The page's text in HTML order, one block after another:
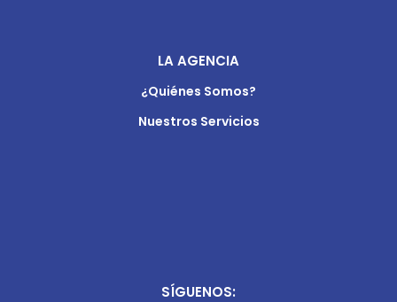
LA AGENCIA
¿Quiénes Somos?
Nuestros Servicios
SÍGUENOS: